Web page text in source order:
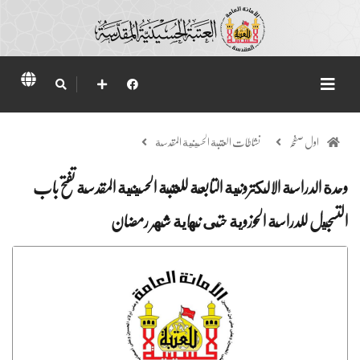
اول صفحہ نشاطات العتبة الحسينية المقدسة
وحدة الدراسة الالكترونية التابعة للعتبة الحسينية المقدسة تفتح باب
التسجيل للدراسة الحوزوية حتى نهاية شهر رمضان